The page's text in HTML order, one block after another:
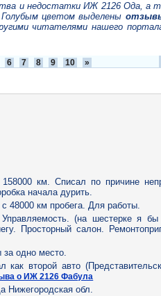
и недостатки ИЖ 2126 Ода, а
цветом выделены
читателями нашего
6 7 8 9 10 »
км. Списал по причине
начала дурить.
48000 км пробега. Для работы.
(на шестерке я
Просторный салон.
за одно место.
второй авто
о ИЖ 2126 Фабула
Нижегородская обл.